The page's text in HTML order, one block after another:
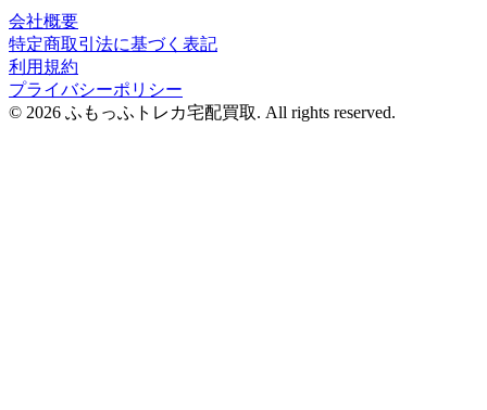
会社概要
特定商取引法に基づく表記
利用規約
プライバシーポリシー
© 2026 ふもっふトレカ宅配買取. All rights reserved.